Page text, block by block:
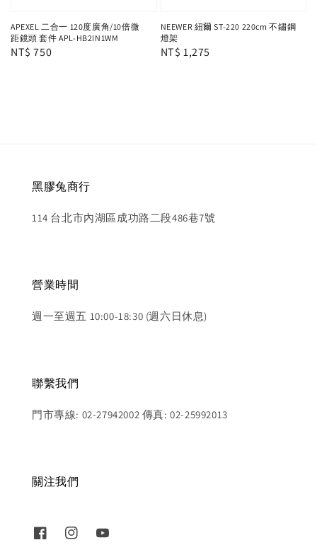
APEXEL 二合一 120度廣角/10倍微
距鏡頭 套件 APL-HB2IN1WM
Regular
NT$ 750
NEEWER 紐爾 ST-220 220cm 不鏽鋼
燈架
Regular
NT$ 1,275
黑膠兔商行
114 台北市內湖區成功路二段486巷7號
營業時間
週一至週五 10:00-18:30 (週六日休息)
聯繫我們
門市專線: 02-27942002 傳真: 02-25992013
關注我們